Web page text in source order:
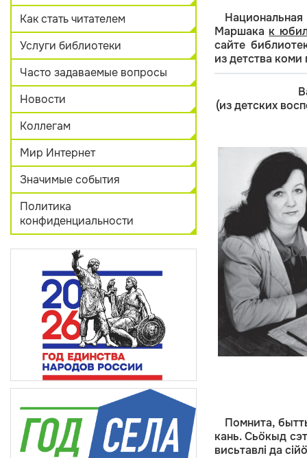
Как стать читателем
Услуги библиотеки
Часто задаваемые вопросы
Новости
Коллегам
Мир Интернет
Значимые события
Политика
конфиденциальности
Маршака к
сайте
из детства коми
(из детских
Помнита,
кань. Сьӧкыд
висьтавлі да